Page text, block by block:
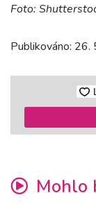
Foto:
Publikováno: 26.
Mohlo